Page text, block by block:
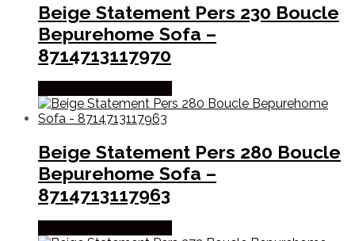
Beige Statement Pers 230 Boucle
Bepurehome Sofa –
8714713117970
Beige Statement Pers 280 Boucle
Bepurehome Sofa –
8714713117963